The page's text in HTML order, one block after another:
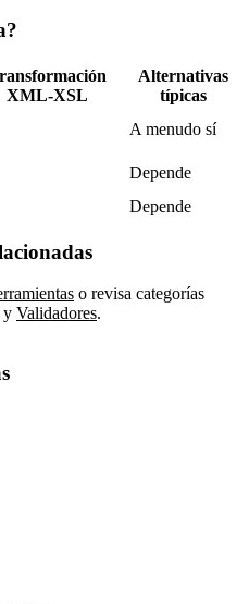
XML-XSL
Alternativas
típicas
A menudo sí
Depende
Depende
o revisa categorías
y Validadores.